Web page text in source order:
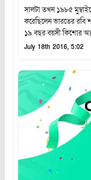
সালটা তখন ১৯৮৫
করেছিলেন ভারতের রবি
১৯ বছর বয়সী কিশোর
July 18th 2016, 5:02